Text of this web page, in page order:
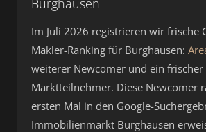
Im Juli 2026 registrieren wir frische
Makler-Ranking für Burghausen:
weiterer Newcomer und ein frischer
Marktteilnehmer. Diese Newcomer
ersten Mal in den Google-
Immobilienmarkt Burghausen